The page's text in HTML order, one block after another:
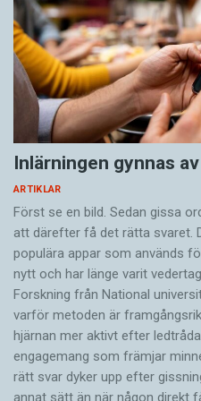
läsningen av
sannolikt ett sätt att
När vi lyssnar eller
minsta möjliga kostnad
tidsåtgång. Samtidigt
tillfredsställande
skrivs. Prioriterar vi
bli lidande. Prioriterar
nästan alltid mycket tid.
språk måste gå fort. Att
fort.
Att lära sig lyssna och
värderas högt i vår
central roll i de allra
detta övriga seende,
seendet, är ändå
några bokstäver före
brukar gå bra att
sammantaget
samband med en
Efter en fixering
sackader – till nästa
själva förflyttningen är
inte upplever det så.
Den som läser taktilt
punktskriftstecknen för
I projektet Att läsa med
genomfördes vid
Inlärningen gynnas
ARTIKLAR
Först se en bild. Sedan gissa
att därefter få det rätta svaret.
populära appar som används
nytt och har länge varit
Forskning från National
varför metoden är
hjärnan mer aktivt ­efter
engagemang som främjar
rätt svar dyker upp efter
annat sätt än när någon direkt